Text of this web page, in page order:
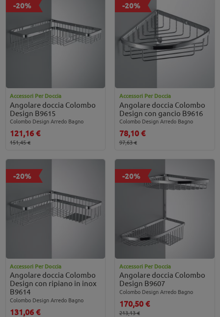
-20%
Accessori Per Doccia
Angolare doccia Colombo
Design B9615
Colombo Design Arredo Bagno
121,16 €
151,45 €
-20%
Accessori Per Doccia
Angolare doccia Colombo
Design con gancio B9616
Colombo Design Arredo Bagno
78,10 €
97,63 €
-20%
Accessori Per Doccia
Angolare doccia Colombo
Design con ripiano in inox
B9614
Colombo Design Arredo Bagno
131,06 €
-20%
Accessori Per Doccia
Angolare doccia Colombo
Design B9607
Colombo Design Arredo Bagno
170,50 €
213,13 €